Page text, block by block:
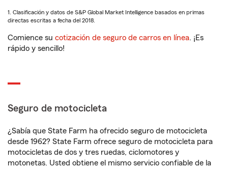
1. Clasificación y datos de S&P Global Market Intelligence basados en primas
directas escritas a fecha del 2018.
Comience su cotización de seguro de carros en línea. ¡Es
rápido y sencillo!
Seguro de motocicleta
¿Sabía que State Farm ha ofrecido seguro de motocicleta
desde 1962? State Farm ofrece seguro de motocicleta para
motocicletas de dos y tres ruedas, ciclomotores y
motonetas. Usted obtiene el mismo servicio confiable de la